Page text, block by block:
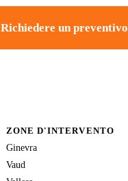
Richiedere un preventivo
ZONE D'INTERVENTO
Ginevra
Vaud